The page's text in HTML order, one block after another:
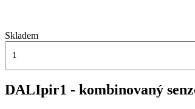
Skladem
DALIpir1 - kombinovaný